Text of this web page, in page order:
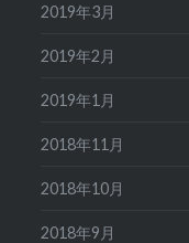
2019年3月
2019年2月
2019年1月
2018年11月
2018年10月
2018年9月